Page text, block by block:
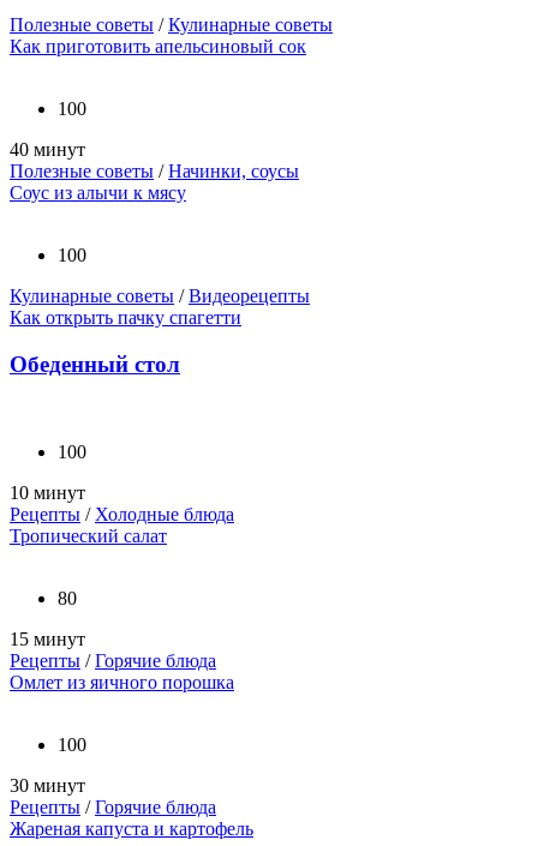
Полезные советы /Кулинарные советы
Как приготовить апельсиновый сок
100
40 минут
Полезные советы /Начинки, соусы
Соус из алычи к мясу
100
Кулинарные советы /Видеорецепты
Как открыть пачку спагетти
Обеденный стол
100
10 минут
Рецепты / Холодные блюда
Тропический салат
80
15 минут
Рецепты /Горячие блюда
Омлет из яичного порошка
100
30 минут
Рецепты /Горячие блюда
Жареная капуста и картофель